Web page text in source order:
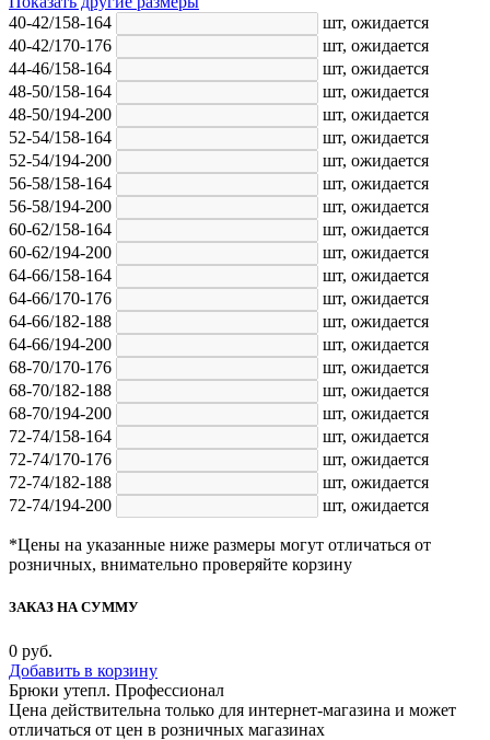
40-42/158-164
шт, ожидается
40-42/170-176
шт, ожидается
44-46/158-164
шт, ожидается
48-50/158-164
шт, ожидается
48-50/194-200
шт, ожидается
52-54/158-164
шт, ожидается
52-54/194-200
шт, ожидается
56-58/158-164
шт, ожидается
56-58/194-200
шт, ожидается
60-62/158-164
шт, ожидается
60-62/194-200
шт, ожидается
64-66/158-164
шт, ожидается
64-66/170-176
шт, ожидается
64-66/182-188
шт, ожидается
64-66/194-200
шт, ожидается
68-70/170-176
шт, ожидается
68-70/182-188
шт, ожидается
68-70/194-200
шт, ожидается
72-74/158-164
шт, ожидается
72-74/170-176
шт, ожидается
72-74/182-188
шт, ожидается
72-74/194-200
шт, ожидается
*Цены на указанные ниже размеры могут отличаться от
розничных, внимательно проверяйте корзину
ЗАКАЗ НА СУММУ
0 руб.
Добавить в корзину
Брюки утепл. Профессионал
Цена действительна только для интернет-магазина и может
отличаться от цен в розничных магазинах